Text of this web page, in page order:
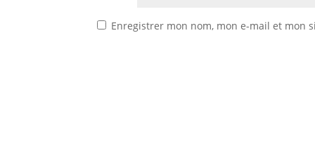
Enregistrer mon nom, mon e-mail et mon